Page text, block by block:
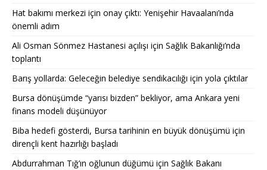
Hat bakımı merkezi için onay çıktı: Yenişehir Havaalanı’nda
önemli adım
Ali Osman Sönmez Hastanesi açılışı için Sağlık Bakanlığı’nda
toplantı
Barış yollarda: Geleceğin belediye sendikacılığı için yola çıktılar
Bursa dönüşümde “yarısı bizden” bekliyor, ama Ankara yeni
finans modeli düşünüyor
Biba hedefi gösterdi, Bursa tarihinin en büyük dönüşümü için
dirençli kent hazırlığı başladı
Abdurrahman Tığ’ın oğlunun düğümü için Sağlık Bakanı